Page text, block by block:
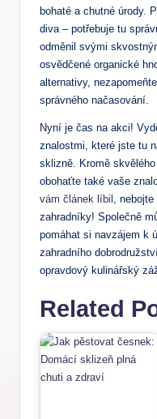
bohaté a chutné úrody.
diva – potřebuje tu
odměnil svými
osvědčené organické
alternativy,
správného načasování.
Nyní je čas na akci!
znalostmi, které jste tu
sklizně. Kromě
obohaťte také vaše
vám článek líbil ,
zahradníky! Společně
pomáhat si navzájem k
zahradního
opravdový kulinářský
Related